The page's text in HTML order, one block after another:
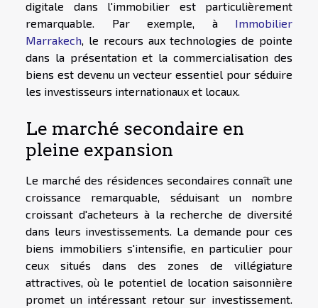
digitale dans l'immobilier est particulièrement
remarquable. Par exemple, à Immobilier
Marrakech , le recours aux technologies de pointe
dans la présentation et la commercialisation des
biens est devenu un vecteur essentiel pour séduire
les investisseurs internationaux et locaux.
Le marché secondaire en
pleine expansion
Le marché des résidences secondaires connaît une
croissance remarquable, séduisant un nombre
croissant d'acheteurs à la recherche de diversité
dans leurs investissements. La demande pour ces
biens immobiliers s'intensifie, en particulier pour
ceux situés dans des zones de villégiature
attractives, où le potentiel de location saisonnière
promet un intéressant retour sur investissement.